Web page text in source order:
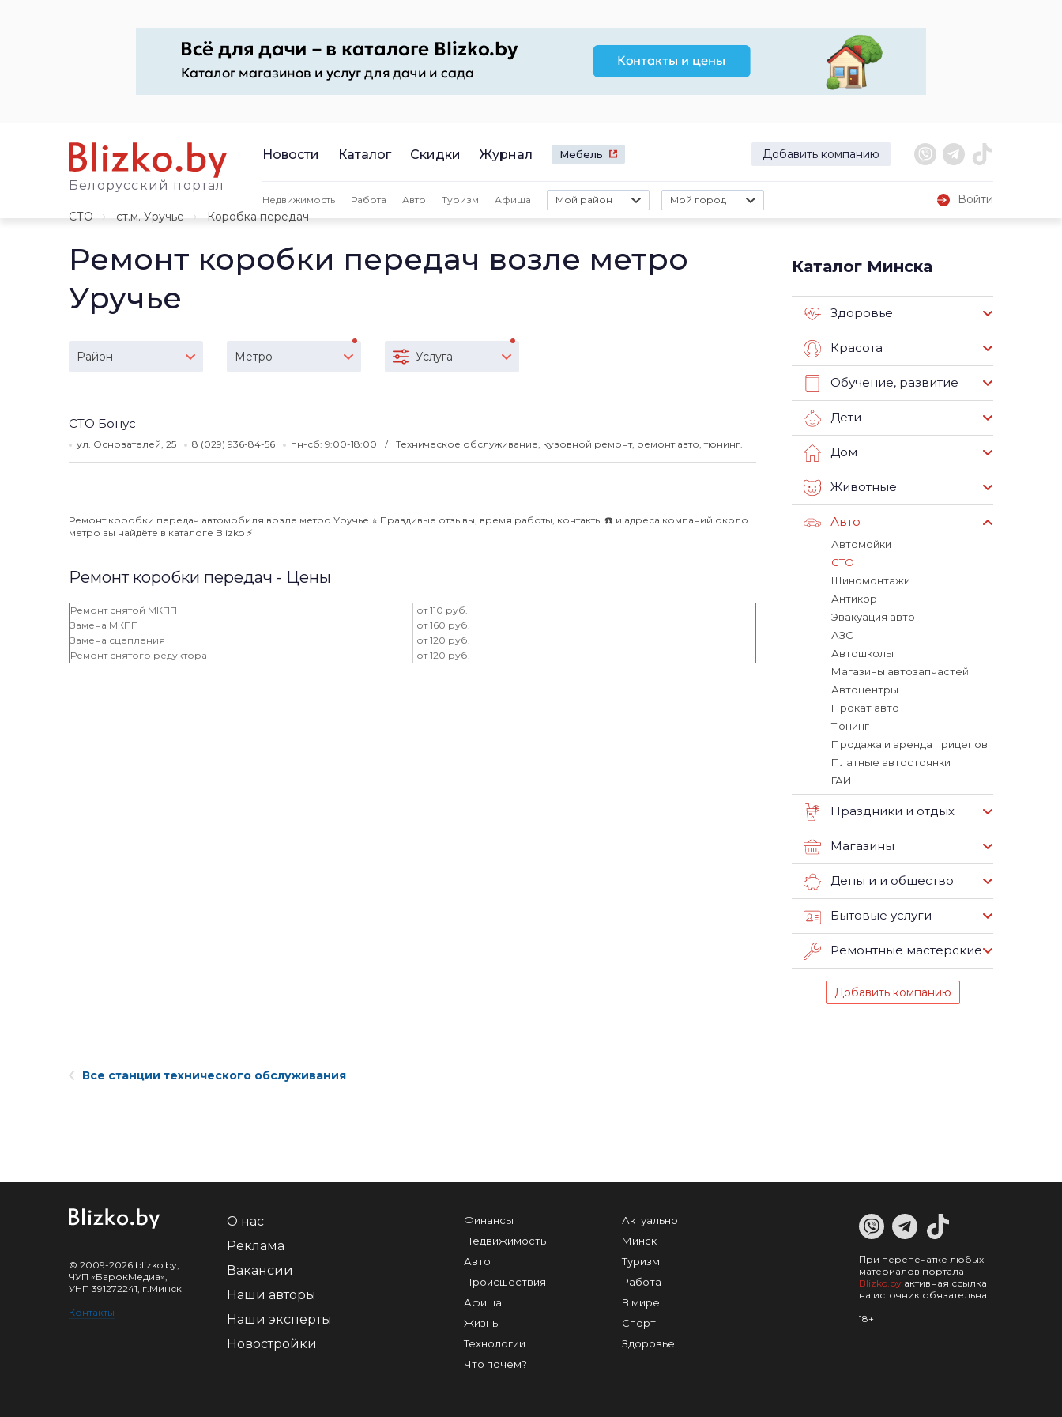
Белорусский портал
Новости Каталог Скидки Журнал Мебель Добавить компанию
Недвижимость Работа Авто Туризм Афиша Мой район Мой город
Войти
СТО
ст.м. Уручье Коробка передач
Ремонт коробки передач возле метро
Уручье
Район Метро Услуга
СТО Бонус
ул. Основателей, 25 8 (029) 936-84-56 пн-сб: 9:00-18:00 Техническое обслуживание, кузовной ремонт, ремонт авто, тюнинг.
Ремонт коробки передач автомобиля возле метро Уручье ⭐️ Правдивые отзывы, время работы, контакты ☎️ и адреса компаний около
метро вы найдёте в каталоге Blizko ⚡️
Ремонт коробки передач - Цены
Ремонт снятой МКПП
от 110 руб.
Замена МКПП
от 160 руб.
Замена сцепления
от 120 руб.
Ремонт снятого редуктора
от 120 руб.
Каталог Минска
Здоровье
Красота
Обучение, развитие
Дети
Дом
Животные
Авто
Автомойки
СТО
Шиномонтажи
Антикор
Эвакуация авто
АЗС
Автошколы
Магазины автозапчастей
Автоцентры
Прокат авто
Тюнинг
Продажа и аренда прицепов
Платные автостоянки
ГАИ
Праздники и отдых
Магазины
Деньги и общество
Бытовые услуги
Ремонтные мастерские
Добавить компанию
Все станции технического обслуживания
© 2009-2026 blizko.by,
ЧУП «БарокМедиа»,
УНП 391272241, г.Минск
Контакты
О нас
Реклама
Вакансии
Наши авторы
Наши эксперты
Новостройки
Финансы
Недвижимость
Авто
Происшествия
Афиша
Жизнь
Технологии
Что почем?
Актуально
Минск
Туризм
Работа
В мире
Спорт
Здоровье
При перепечатке любых
материалов портала
Blizko.by активная ссылка
на источник обязательна
18+